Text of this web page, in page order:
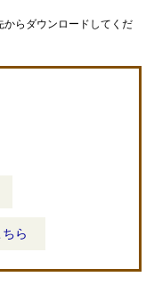
からダウンロードしてくだ
ら